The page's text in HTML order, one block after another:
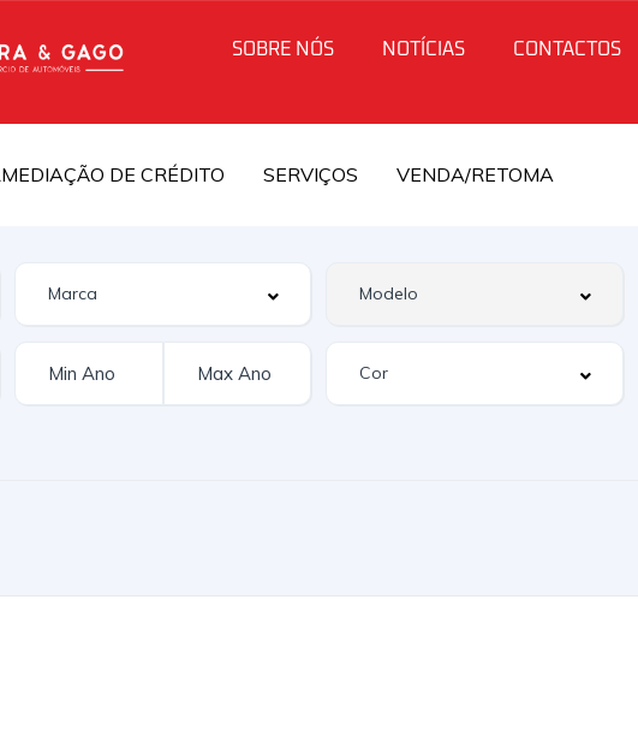
SOBRE NÓS NOTÍCIAS CONTACTOS
DE CRÉDITO SERVIÇOS VENDA/RETOMA